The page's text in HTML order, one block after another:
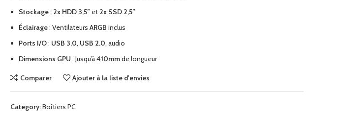
Stockage: 2x HDD 3,5” et 2x SSD 2,5”
Éclairage: Ventilateurs ARGB inclus
Ports I/O: USB 3.0, USB 2.0, audio
Dimensions GPU : Jusqu’à410mmde longueur
Comparer Ajouter à la liste d'envies
Category:Boîtiers PC